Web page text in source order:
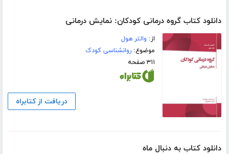
دانلود کتاب گروه درمانی کودکان: نمایش درمانی
از: والتر هول
موضوع:روانشناسی کودک
۳۱۱ صفحه
دریافت از کتابراه
دانلود کتاب به دنبال ماه